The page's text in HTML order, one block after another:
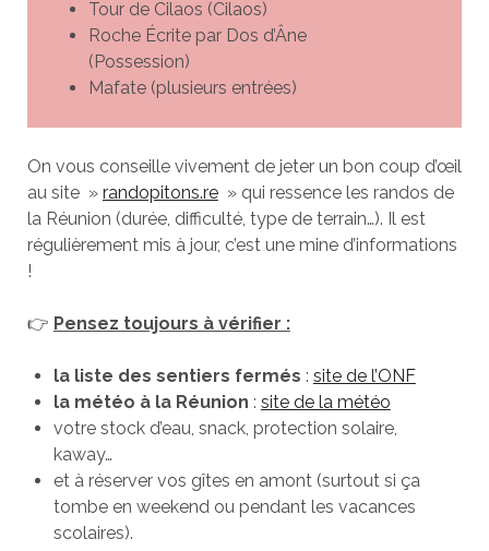
Tour de Cilaos (Cilaos)
Roche Écrite par Dos d’Âne
(Possession)
Mafate (plusieurs entrées)
On vous conseille vivement de jeter un bon coup d’œil
au site » randopitons.re» qui ressence les randos de
la Réunion (durée, difficulté, type de terrain…). Il est
régulièrement mis à jour, c’est une mine d’informations
!
👉 Pensez toujours à vérifier :
la liste des sentiers fermés : site de l’ONF
la météo à la Réunion : site de la météo
votre stock d’eau, snack, protection solaire,
kaway…
et à réserver vos gîtes en amont (surtout si ça
tombe en weekend ou pendant les vacances
scolaires).